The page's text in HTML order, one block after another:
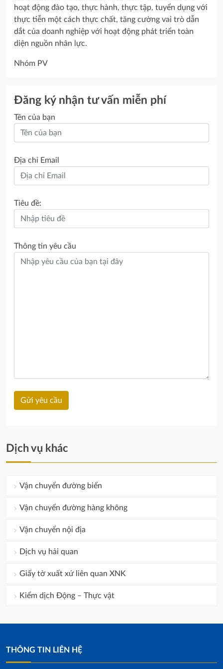
hoạt động đào tạo, thực hành, thực tập, tuyển dụng với
thực tiễn một cách thực chất, tăng cường vai trò dẫn
dắt của doanh nghiệp với hoạt động phát triển toàn
diện nguồn nhân lực.
Nhóm PV
Đăng ký nhận tư vấn miễn phí
Tên của bạn
Địa chỉ Email
Tiêu đề:
Thông tin yêu cầu
Dịch vụ khác
Vận chuyển đường biển
Vận chuyển đường hàng không
Vận chuyển nội địa
Dịch vụ hải quan
Giấy tờ xuất xứ liên quan XNK
Kiểm dịch Động – Thực vật
THÔNG TIN LIÊN HỆ